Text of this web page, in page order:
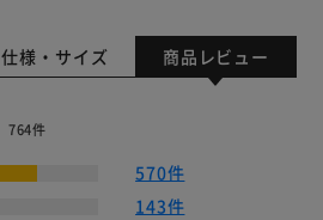
仕様・サイズ 商品レビュー
764件
570件
143件